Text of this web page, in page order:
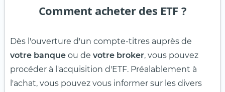
Comment acheter des ETF ?
Dès l'ouverture d'un compte-titres auprès de
votre banque ou de votre broker, vous pouvez
procéder à l'acquisition d'ETF. Préalablement à
l'achat, vous pouvez vous informer sur les divers